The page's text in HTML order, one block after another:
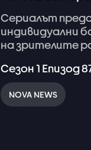
Сериалът
индивидуални
назрителите
Сезон1 Епизод
NOVA NEWS